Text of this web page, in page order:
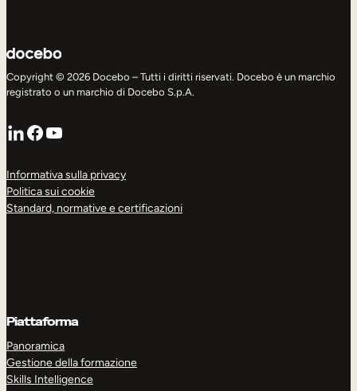
Copyright © 2026 Docebo – Tutti i diritti riservati. Docebo è un marchio
registrato o un marchio di Docebo S.p.A.
LinkedIn
Facebook
YouTube
Informativa sulla privacy
Politica sui cookie
Standard, normative e certificazioni
Piattaforma
Panoramica
Gestione della formazione
Skills Intelligence